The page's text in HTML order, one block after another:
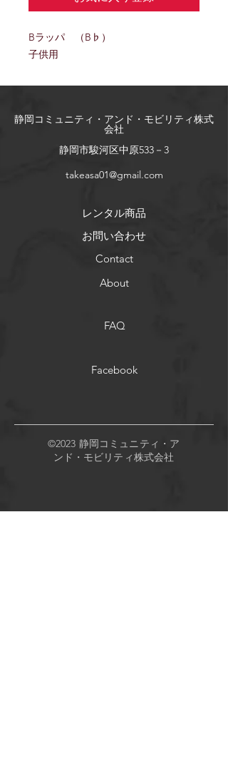
Bラッパ （B♭）
子供用
​静岡コミュニティ・アンド・モビリティ株式
会社
​静岡市駿河区中原533－3
takeasa01@gmail.com
レンタル商品
お問い合わせ
Contact
About
FAQ
Facebook
©2023 静岡コミュニティ・ア
ンド・モビリティ株式会社